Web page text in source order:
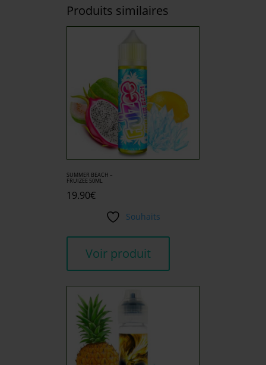
Produits similaires
SUMMER BEACH –
FRUIZEE 50ML
19.90€
Souhaits
Voir produit